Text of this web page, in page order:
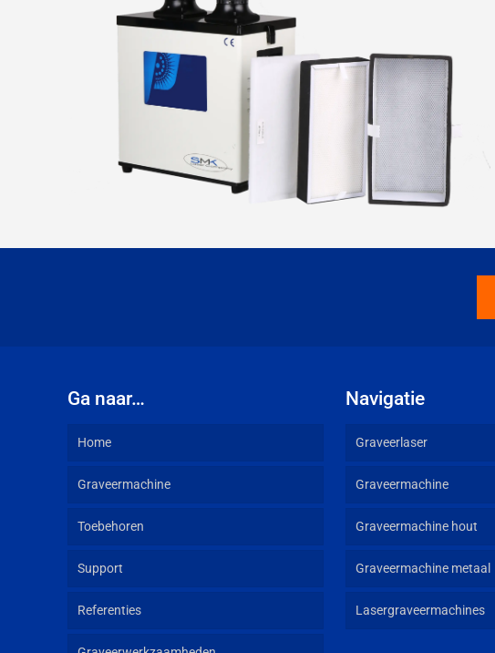
Ga naar…
Home
Graveermachine
Toebehoren
Support
Referenties
Navigatie
Graveerlaser
Graveermachine
Graveermachine hout
Graveermachine metaal
Lasergraveermachines